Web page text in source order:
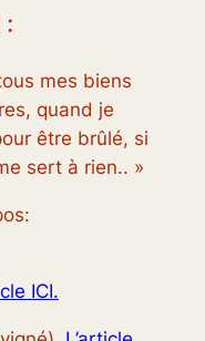
mes biens
quand je
être brûlé, si
sert à rien.. »
ICI.